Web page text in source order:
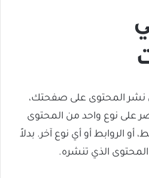
نشر المحتوى على صفحتك،
على نوع واحد من المحتوى
أو الروابط أو أي نوع آخر. بدلاً
الذي تنشره.